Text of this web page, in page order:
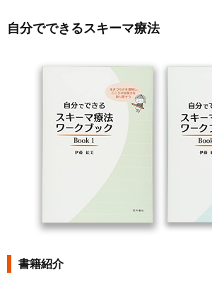
自分でできるスキーマ療法
書籍紹介